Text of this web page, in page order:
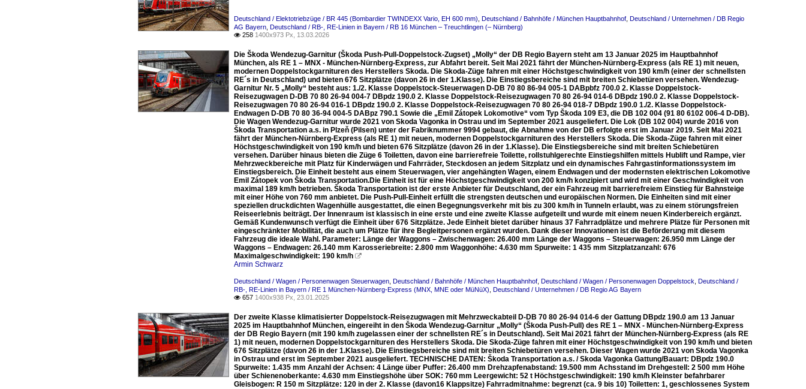
Deutschland / Elektotriebzüge / BR 445 (Bombardier TWINDEXX Vario, EH 600 mm) Deutschland / Bahnhöfe / München Hauptbahnhof Deutschland / Unternehmen / DB Regio
AG Bayern Deutschland / RB-, RE-Linien in Bayern / RB 16 München – Treuchtlingen (– Nürnberg)
 258 1400x973 Px, 13.03.2026
Die Škoda Wendezug-Garnitur (Škoda Push-Pull-Doppelstock-Zugset) „Molly“ der DB Regio Bayern steht am 13 Januar 2025 im Hauptbahnhof
München, als RE 1 – MNX - München-Nürnberg-Express, zur Abfahrt bereit. Seit Mai 2021 fährt der München-Nürnberg-Express (als RE 1) mit neuen,
modernen Doppelstockgarnituren des Herstellers Skoda. Die Skoda-Züge fahren mit einer Höchstgeschwindigkeit von 190 km/h (einer der schnellsten
RE´s in Deutschland) und bieten 676 Sitzplätze (davon 26 in der 1.Klasse). Die Einstiegsbereiche sind mit breiten Schiebetüren versehen. Wendezug-
Garnitur Nr. 5 „Molly“ besteht aus: 1./2. Klasse Doppelstock-Steuerwagen D-DB 70 80 86-94 005-1 DABpbfz 700.0 2. Klasse Doppelstock-
Reisezugwagen D-DB 70 80 26-94 004-7 DBpdz 190.0 2. Klasse Doppelstock-Reisezugwagen 70 80 26-94 014-6 DBpdz 190.0 2. Klasse Doppelstock-
Reisezugwagen 70 80 26-94 016-1 DBpdz 190.0 2. Klasse Doppelstock-Reisezugwagen 70 80 26-94 018-7 DBpdz 190.0 1./2. Klasse Doppelstock-
Endwagen D-DB 70 80 36-94 004-5 DABpz 790.1 Sowie die „Emil Zátopek Lokomotive“ vom Typ Škoda 109 E3, die DB 102 004 (91 80 6102 006-4 D-DB).
Die Wagen Wendezug-Garnitur wurde 2021 von Skoda Vagonka in Ostrau und im September 2021 ausgeliefert. Die Lok (DB 102 004) wurde 2016 von
Škoda Transportation a.s. in Plzeň (Pilsen) unter der Fabriknummer 9994 gebaut, die Abnahme von der DB erfolgte erst im Januar 2019. Seit Mai 2021
fährt der München-Nürnberg-Express (als RE 1) mit neuen, modernen Doppelstockgarnituren des Herstellers Skoda. Die Skoda-Züge fahren mit einer
Höchstgeschwindigkeit von 190 km/h und bieten 676 Sitzplätze (davon 26 in der 1.Klasse). Die Einstiegsbereiche sind mit breiten Schiebetüren
versehen. Darüber hinaus bieten die Züge 6 Toiletten, davon eine barrierefreie Toilette, rollstuhlgerechte Einstiegshilfen mittels Hublift und Rampe, vier
Mehrzweckbereiche mit Platz für Kinderwägen und Fahrräder, Steckdosen an jedem Sitzplatz und ein dynamisches Fahrgastinformationssystem im
Einstiegsbereich. Die Einheit besteht aus einem Steuerwagen, vier angehängten Wagen, einem Endwagen und der modernsten elektrischen Lokomotive
Emil Zátopek von Škoda Transportation.Die Einheit ist für eine Höchstgeschwindigkeit von 200 km/h konzipiert und wird mit einer Geschwindigkeit von
maximal 189 km/h betrieben. Škoda Transportation ist der erste Anbieter für Deutschland, der ein Fahrzeug mit barrierefreiem Einstieg für Bahnsteige
mit einer Höhe von 760 mm anbietet. Die Push-Pull-Einheit erfüllt die strengsten deutschen und europäischen Normen. Die Einheiten sind mit einer
speziellen druckdichten Wagenhülle ausgestattet, die einen Begegnungsverkehr mit bis zu 300 km/h in Tunneln erlaubt, was zu einem störungsfreien
Reiseerlebnis beiträgt. Der Innenraum ist klassisch in eine erste und eine zweite Klasse aufgeteilt und wurde mit einem neuen Kinderbereich ergänzt.
Gemäß Kundenwunsch verfügt die Einheit über 676 Sitzplätze. Jede Einheit bietet darüber hinaus 37 Fahrradplätze und mehrere Plätze für Personen mit
eingeschränkter Mobilität, die auch um Plätze für ihre Begleitpersonen ergänzt wurden. Dank dieser Innovationen ist die Beförderung mit diesem
Fahrzeug die ideale Wahl. Parameter: Länge der Waggons – Zwischenwagen: 26.400 mm Länge der Waggons – Steuerwagen: 26.950 mm Länge der
Waggons – Endwagen: 26.140 mm Karosseriebreite: 2.800 mm Waggonhöhe: 4.630 mm Spurweite: 1 435 mm Sitzplatzanzahl: 676
Maximalgeschwindigkeit: 190 km/h 
Armin Schwarz
Deutschland / Wagen / Personenwagen Steuerwagen Deutschland / Bahnhöfe / München Hauptbahnhof Deutschland / Wagen / Personenwagen Doppelstock Deutschland /
RB-, RE-Linien in Bayern / RE 1 München-Nürnberg-Express (MNX, MNE oder MüNüX) Deutschland / Unternehmen / DB Regio AG Bayern
 657 1400x938 Px, 23.01.2025
Der zweite Klasse klimatisierter Doppelstock-Reisezugwagen mit Mehrzweckabteil D-DB 70 80 26-94 014-6 der Gattung DBpdz 190.0 am 13 Januar
2025 im Hauptbahnhof München, eingereiht in den Škoda Wendezug-Garnitur „Molly“ (Škoda Push-Pull) des RE 1 – MNX - München-Nürnberg-Express
der DB Regio Bayern (mit 190 km/h zugelassen einer der schnellsten RE´s in Deutschland). Seit Mai 2021 fährt der München-Nürnberg-Express (als RE
1) mit neuen, modernen Doppelstockgarnituren des Herstellers Skoda. Die Skoda-Züge fahren mit einer Höchstgeschwindigkeit von 190 km/h und bieten
676 Sitzplätze (davon 26 in der 1.Klasse). Die Einstiegsbereiche sind mit breiten Schiebetüren versehen. Dieser Wagen wurde 2021 von Skoda Vagonka
in Ostrau und erst im September 2021 ausgeliefert. TECHNISCHE DATEN: Škoda Transportation a.s. / Skoda Vagonka Gattung/Bauart: DBpdz 190.0
Spurweite: 1.435 mm Anzahl der Achsen: 4 Länge über Puffer: 26.400 mm Drehzapfenabstand: 19.500 mm Achsstand im Drehgestell: 2 500 mm Höhe
über Schienenoberkante: 4.630 mm Einstiegshöhe über SOK: 760 mm Leergewicht: 52 t Höchstgeschwindigkeit: 190 km/h Kleinster befahrbarer
Gleisbogen: R 150 m Sitzplätze: 120 in der 2. Klasse (davon16 Klappsitze) Fahrradmitnahme: begrenzt (ca. 9 bis 10) Toiletten: 1, geschlossenes System